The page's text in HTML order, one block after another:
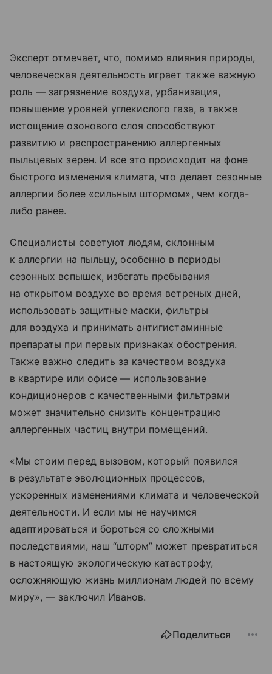
Эксперт отмечает, что, помимо влияния природы,
человеческая деятельность играет также важную
роль — загрязнение воздуха, урбанизация,
повышение уровней углекислого газа, а также
истощение озонового слоя способствуют
развитию и распространению аллергенных
пыльцевых зерен. И все это происходит на фоне
быстрого изменения климата, что делает сезонные
аллергии более «сильным штормом», чем когда-
либо ранее.
Специалисты советуют людям, склонным
к аллергии на пыльцу, особенно в периоды
сезонных вспышек, избегать пребывания
на открытом воздухе во время ветреных дней,
использовать защитные маски, фильтры
для воздуха и принимать антигистаминные
препараты при первых признаках обострения.
Также важно следить за качеством воздуха
в квартире или офисе — использование
кондиционеров с качественными фильтрами
может значительно снизить концентрацию
аллергенных частиц внутри помещений.
«Мы стоим перед вызовом, который появился
в результате эволюционных процессов,
ускоренных изменениями климата и человеческой
деятельности. И если мы не научимся
адаптироваться и бороться со сложными
последствиями, наш “шторм” может превратиться
в настоящую экологическую катастрофу,
осложняющую жизнь миллионам людей по всему
миру», — заключил Иванов.
Поделиться